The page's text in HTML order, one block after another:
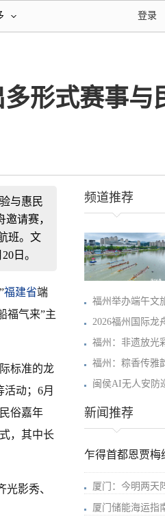
登录
形式赛事与
与惠民
请赛，
班。文
日。
福建省端
福气来”主
标准的龙
动；6月
俗嘉年
，其中长
影秀、
频道推荐
福州举办端午文
2026福州国际龙
福州：非遗放光
福州：粽香传雅
闽侯AI无人安防
新闻推荐
乍得首都恩贾梅
厦门：今明两天
厦门储能海运指